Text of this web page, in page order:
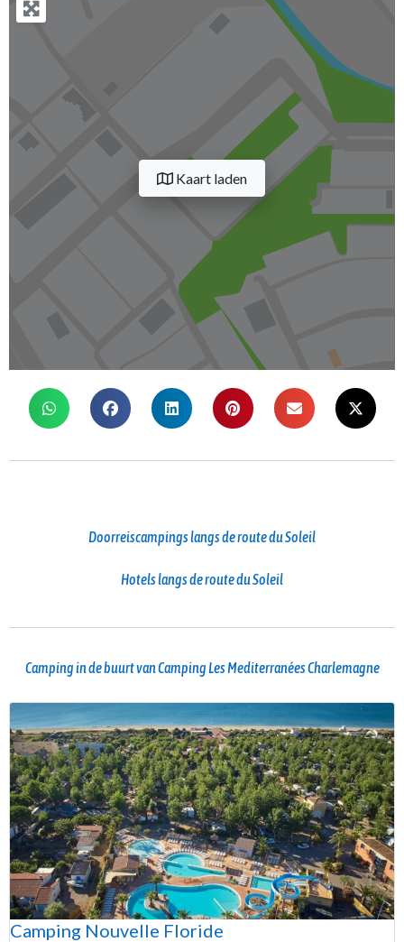
Kaart laden
Doorreiscampings langs de route du Soleil
Hotels langs de route du Soleil
Camping in de buurt van Camping Les Mediterranées Charlemagne
Camping Nouvelle Floride